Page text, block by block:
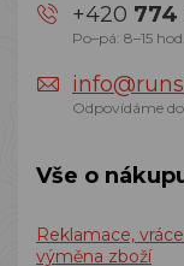
+420 774
Po–pá: 8–15 hod.
Odpovídáme
Vše o
Reklamace,
výměna zboží